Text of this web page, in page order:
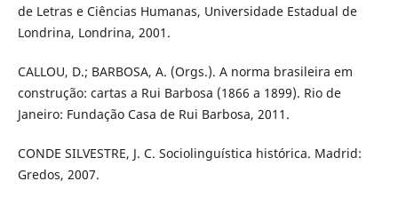
de Letras e Ciências Humanas, Universidade Estadual de
Londrina, Londrina, 2001.
CALLOU, D.; BARBOSA, A. (Orgs.). A norma brasileira em
construção: cartas a Rui Barbosa (1866 a 1899). Rio de
Janeiro: Fundação Casa de Rui Barbosa, 2011.
CONDE SILVESTRE, J. C. Sociolinguística histórica. Madrid:
Gredos, 2007.